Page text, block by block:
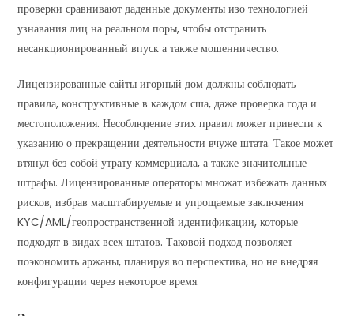
проверки сравнивают даденные документы изо технологией
узнавания лиц на реальном поры, чтобы отстранить
несанкционированный впуск а также мошенничество.
Лицензированные сайты игорный дом должны соблюдать
правила, конструктивные в каждом сша, даже проверка года и
местоположения. Несоблюдение этих правил может привести к
указанию о прекращении деятельности вчуже штата. Такое может
втянул без собой утрату коммерциала, а также значительные
штрафы. Лицензированные операторы множат избежать данных
рисков, избрав масштабируемые и упрощаемые заключения
KYC/AML/геопространственной идентификации, которые
подходят в видах всех штатов. Таковой подход позволяет
поэкономить аржаны, планируя во перспектива, но не внедряя
конфигурации через некоторое время.